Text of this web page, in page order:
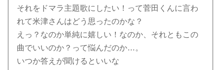
それをドマラ主題歌にしたい！って菅田くんに言わ
れて米津さんはどう思ったのかな？
えっ？なのか単純に嬉しい！なのか、それともこの
曲でいいのか？って悩んだのか…。
いつか答えが聞けるといいな